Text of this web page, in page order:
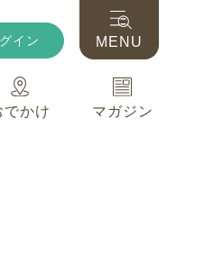
イン
でかけ マガジン
MENU